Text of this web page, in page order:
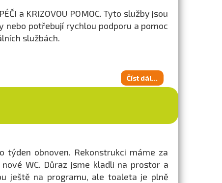
a KRIZOVOU POMOC. Tyto služby jsou
potřebují rychlou podporu a pomoc
službách.
Číst dál...
týden obnoven. Rekonstrukci máme za
WC. Důraz jsme kladli na prostor a
ještě na programu, ale toaleta je plně